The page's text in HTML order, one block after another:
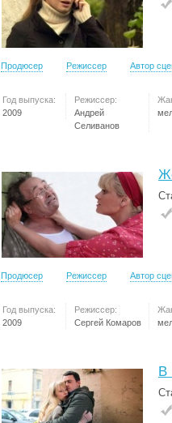
Продюсер Режиссер Автор
Год выпуска:
2009
Режиссер:
Андрей
Селиванов
Продюсер Режиссер Автор
Год выпуска:
2009
Режиссер:
Сергей Комаров
В